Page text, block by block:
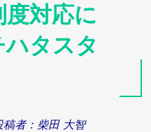
対応に
タスタ
稿者： 柴田 大智